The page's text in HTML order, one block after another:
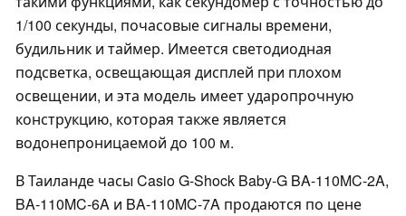
1/100 секунды, почасовые сигналы времени,
будильник и таймер. Имеется светодиодная
подсветка, освещающая дисплей при плохом
освещении, и эта модель имеет ударопрочную
конструкцию, которая также является
водонепроницаемой до 100 м.
В Таиланде часы Casio G-Shock Baby-G BA-110MC-2A,
BA-110MC-6A и BA-110MC-7A продаются по цене